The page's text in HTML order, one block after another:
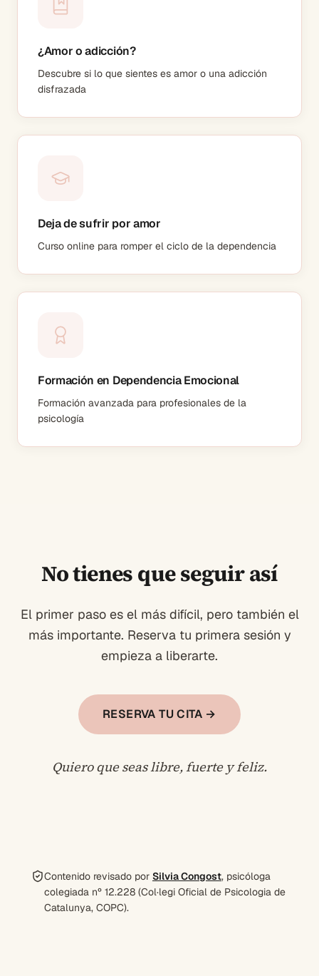
¿Amor o adicción?
Descubre si lo que sientes es amor o una adicción
disfrazada
Deja de sufrir por amor
Curso online para romper el ciclo de la dependencia
Formación en Dependencia Emocional
Formación avanzada para profesionales de la
psicología
No tienes que seguir así
El primer paso es el más difícil, pero también el
más importante. Reserva tu primera sesión y
empieza a liberarte.
RESERVA TU CITA →
Quiero que seas libre, fuerte y feliz.
Contenido revisado por Silvia Congost, psicóloga
colegiada nº 12.228 (Col·legi Oficial de Psicologia de
Catalunya, COPC).